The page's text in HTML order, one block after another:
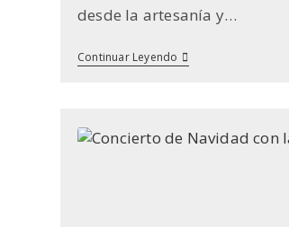
desde la artesanía y…
Continuar Leyendo Exposición
De
Y